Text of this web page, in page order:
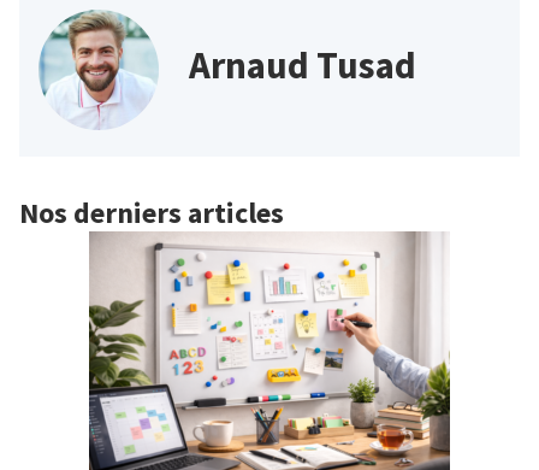
Arnaud Tusad
Nos derniers articles